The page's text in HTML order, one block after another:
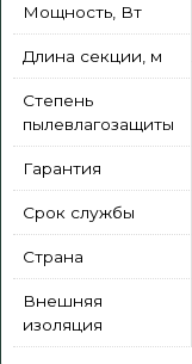
Мощность, Вт
Длина секции, м
Степень
пылевлагозащиты
Гарантия
Срок службы
Страна
Внешняя
изоляция